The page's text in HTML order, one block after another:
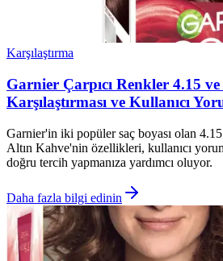
Karşılaştırma
Garnier Çarpıcı Renkler 4.15 ve
Karşılaştırması ve Kullanıcı
Garnier'in iki popüler saç boyası olan
Altın Kahve'nin özellikleri, kullanıcı
doğru tercih yapmanıza yardımcı oluyor.
Daha fazla bilgi edinin